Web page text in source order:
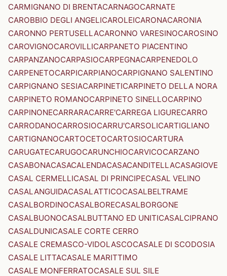
CARMIGNANO DI BRENTACARNAGOCARNATE
CAROBBIO DEGLI ANGELICAROLEICARONACARONIA
CARONNO PERTUSELLACARONNO VARESINOCAROSINO
CAROVIGNOCAROVILLICARPANETO PIACENTINO
CARPANZANOCARPASIOCARPEGNACARPENEDOLO
CARPENETOCARPICARPIANOCARPIGNANO SALENTINO
CARPIGNANO SESIACARPINETICARPINETO DELLA NORA
CARPINETO ROMANOCARPINETO SINELLOCARPINO
CARPINONECARRARACARRE'CARREGA LIGURECARRO
CARRODANOCARROSIOCARRU'CARSOLICARTIGLIANO
CARTIGNANOCARTOCETOCARTOSIOCARTURA
CARUGATECARUGOCARUNCHIOCARVICOCARZANO
CASABONACASACALENDACASACANDITELLACASAGIOVE
CASAL CERMELLICASAL DI PRINCIPECASAL VELINO
CASALANGUIDACASALATTICOCASALBELTRAME
CASALBORDINOCASALBORECASALBORGONE
CASALBUONOCASALBUTTANO ED UNITICASALCIPRANO
CASALDUNICASALE CORTE CERRO
CASALE CREMASCO-VIDOLASCOCASALE DI SCODOSIA
CASALE LITTACASALE MARITTIMO
CASALE MONFERRATOCASALE SUL SILE